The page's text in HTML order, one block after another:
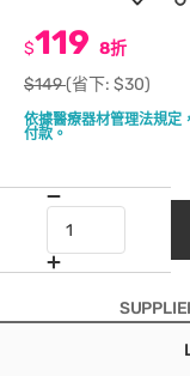
依據醫療器材管理法規定
付款。
$119 8折
$149(省下: $30)